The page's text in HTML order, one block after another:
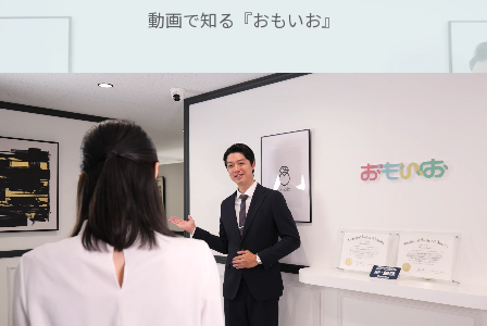
動画で知る『おもいお』